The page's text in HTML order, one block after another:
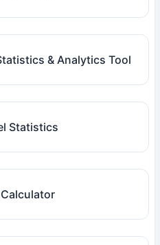
& Analytics Tool
Statistics